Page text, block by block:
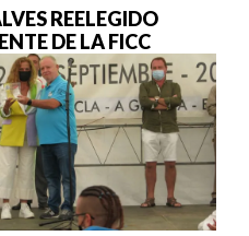
REELEGIDO
DE LA FICC